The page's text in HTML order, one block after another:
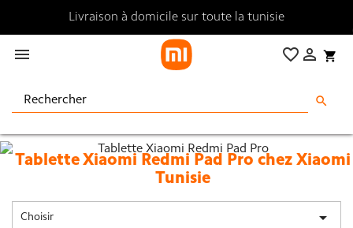
Livraison à domicile sur toute la tunisie
 shopping_cart

favorite_border
search
Tablette Xiaomi Redmi Pad Pro chez Xiaomi
Tunisie
La tablette Xiaomi Redmi Pad Pro est disponible dans
Choisir 